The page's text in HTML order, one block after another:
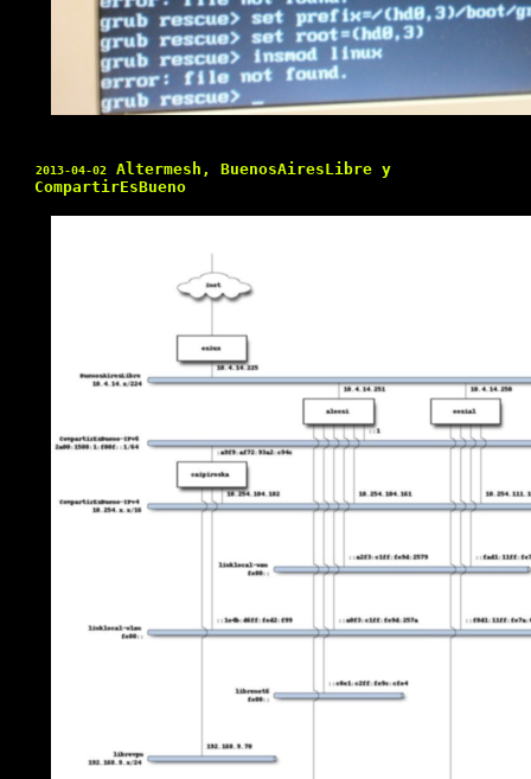
2013-04-02
Altermesh, BuenosAiresLibre y
CompartirEsBueno